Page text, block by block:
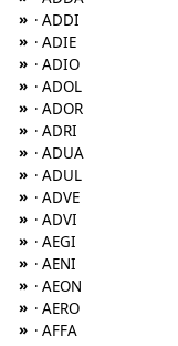
» · ADDI
» · ADIE
» · ADIO
» · ADOL
» · ADOR
» · ADRI
» · ADUA
» · ADUL
» · ADVE
» · ADVI
» · AEGI
» · AENI
» · AEON
» · AERO
» · AFFA